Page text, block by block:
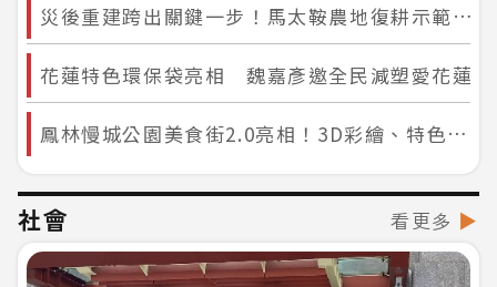
災後重建跨出關鍵一步！馬太鞍農地復耕示範啟動 受災農友重拾耕作信心
花蓮特色環保袋亮相 魏嘉彥邀全民減塑愛花蓮
鳳林慢城公園美食街2.0亮相！3D彩繪、特色帆布全面升級 打造最新打卡美食據點
社會 看更多 ▶